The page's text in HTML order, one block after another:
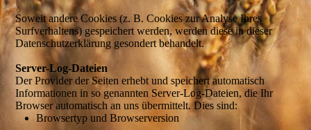
Soweit andere Cookies (z. B. Cookies zur Analyse Ihres
Surfverhaltens) gespeichert werden, werden diese in dieser
Datenschutzerklärung gesondert behandelt.
Server-Log-Dateien
Der Provider der Seiten erhebt und speichert automatisch
Informationen in so genannten Server-Log-Dateien, die Ihr
Browser automatisch an uns übermittelt. Dies sind:
Browsertyp und Browserversion